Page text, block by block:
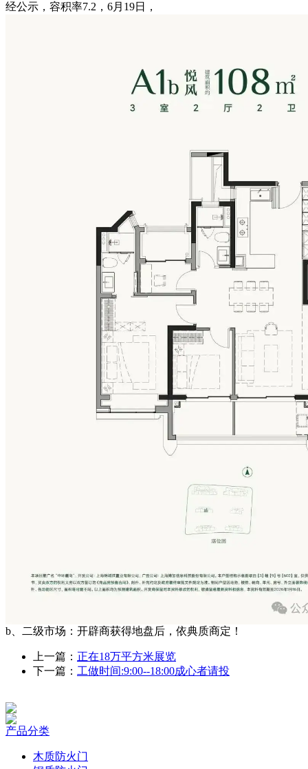
经公示，容积率7.2，6月19日，
b、二级市场：开辟商获得地盘后，依典质商定！
上一篇： 正在18万平方米展览
下一篇： 工做时间:9:00--18:00成心者请投
产品分类
木质防火门